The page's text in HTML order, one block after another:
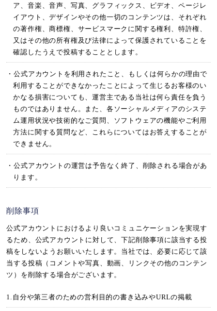
ア、音楽、音声、写真、グラフィックス、ビデオ、ページレ
イアウト、デザインやその他一切のコンテンツは、それぞれ
の著作権、商標権、サービスマークに関する権利、特許権、
又はその他の所有権及び法律によって保護されていることを
確認したうえで投稿することとします。
・公式アカウントを利用されたこと、もしくは何らかの理由で
利用することができなかったことによって生じるお客様のい
かなる損害についても、運営主である当社は何ら責任を負う
ものではありません。また、各ソーシャルメディアのシステ
ム運用状況や技術的なご質問、ソフトウェアの機能やご利用
方法に関する質問など、これらについてはお答えすることが
できません。
・公式アカウントの運営は予告なく終了、削除される場合があ
ります。
削除事項
公式アカウントにおけるより良いコミュニケーションを実現す
るため、公式アカウントに対して、下記削除事項に該当する投
稿をしないようお願いいたします。当社では、必要に応じて該
当する投稿（コメントや写真、動画、リンクその他のコンテン
ツ）を削除する場合がございます。
1.自分や第三者のための営利目的の書き込みやURLの掲載